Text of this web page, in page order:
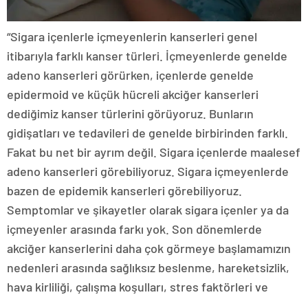
“Sigara içenlerle içmeyenlerin kanserleri genel
itibarıyla farklı kanser türleri. İçmeyenlerde genelde
adeno kanserleri görürken, içenlerde genelde
epidermoid ve küçük hücreli akciğer kanserleri
dediğimiz kanser türlerini görüyoruz. Bunların
gidişatları ve tedavileri de genelde birbirinden farklı.
Fakat bu net bir ayrım değil. Sigara içenlerde maalesef
adeno kanserleri görebiliyoruz. Sigara içmeyenlerde
bazen de epidemik kanserleri görebiliyoruz.
Semptomlar ve şikayetler olarak sigara içenler ya da
içmeyenler arasında farkı yok. Son dönemlerde
akciğer kanserlerini daha çok görmeye başlamamızın
nedenleri arasında sağlıksız beslenme, hareketsizlik,
hava kirliliği, çalışma koşulları, stres faktörleri ve